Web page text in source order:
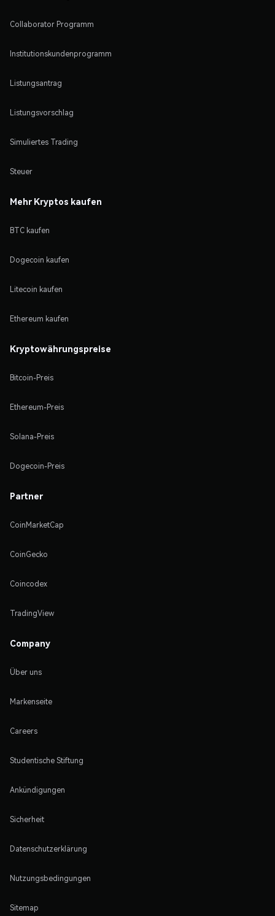
Collaborator Programm
Institutionskundenprogramm
Listungsantrag
Listungsvorschlag
Simuliertes Trading
Steuer
Mehr Kryptos kaufen
BTC kaufen
Dogecoin kaufen
Litecoin kaufen
Ethereum kaufen
Kryptowährungspreise
Bitcoin-Preis
Ethereum-Preis
Solana-Preis
Dogecoin-Preis
Partner
CoinMarketCap
CoinGecko
Coincodex
TradingView
Company
Über uns
Markenseite
Careers
Studentische Stiftung
Ankündigungen
Sicherheit
Datenschutzerklärung
Nutzungsbedingungen
Sitemap